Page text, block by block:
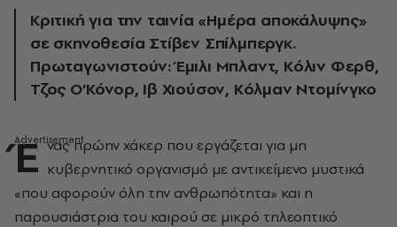
Κριτική για την ταινία «Ημέρα αποκάλυψης»
σε σκηνοθεσία Στίβεν Σπίλμπεργκ.
Πρωταγωνιστούν: Έμιλι Μπλαντ, Κόλιν Φερθ,
Τζος Ο’Κόνορ, Ιβ Χιούσον, Κόλμαν Ντομίνγκο
Έ νας πρώην χάκερ που εργάζεται για μη
κυβερνητικό οργανισμό με αντικείμενο μυστικά
«που αφορούν όλη την ανθρωπότητα» και η
παρουσιάστρια του καιρού σε μικρό τηλεοπτικό